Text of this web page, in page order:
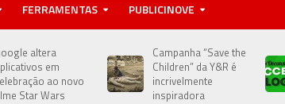
FERRAMENTAS PUBLICINOVE
altera
em
ao novo
Star Wars
Campanha “Save the
Children” da Y&R é
incrivelmente
inspiradora